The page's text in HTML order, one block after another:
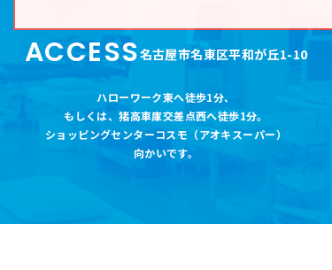
ACCESS名古屋市名東区平和が丘1-10
ハローワーク東へ徒歩1分、
もしくは、猪高車庫交差点西へ徒歩1分。
ショッピングセンターコスモ（アオキスーパー）
向かいです。